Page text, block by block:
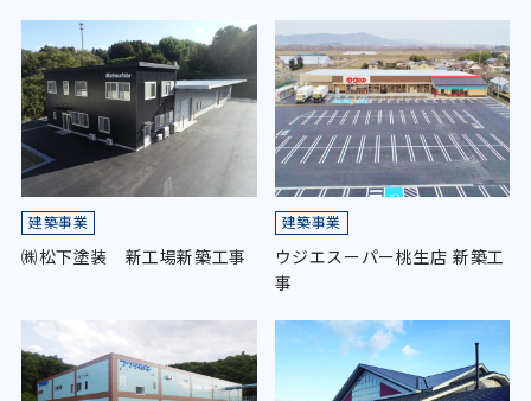
建築事業
㈱松下塗装 新工場新築工事
建築事業
ウジエスーパー桃生店 新築工
事